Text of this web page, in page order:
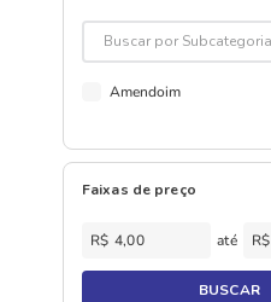
Amendoim
Faixas de preço
R$ R$
BUSCAR